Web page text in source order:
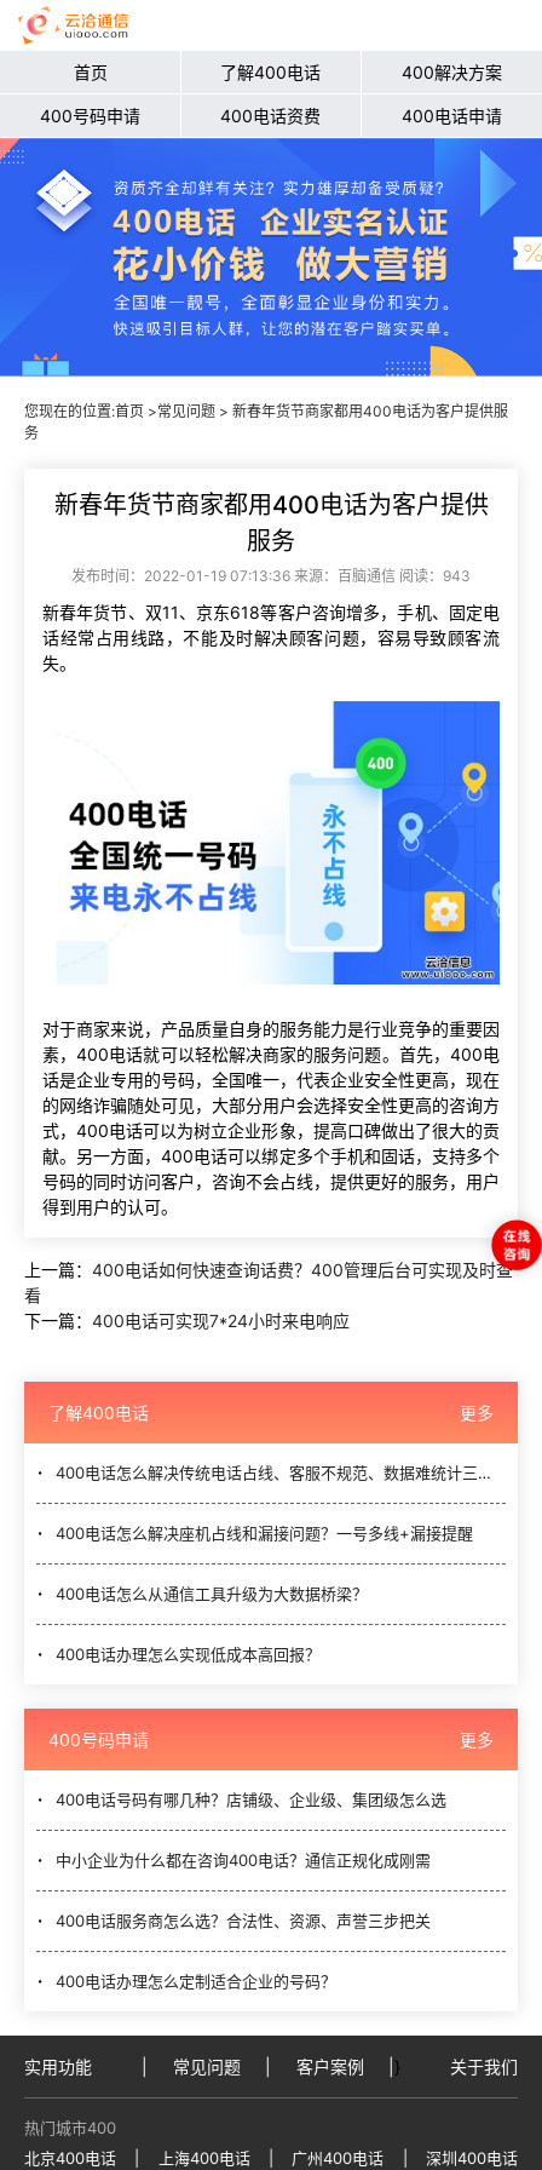
首页 了解400电话 400解决方案
400号码申请 400电话资费 400电话申请
您现在的位置:首页 >常见问题 > 新春年货节商家都用400电话为客户提供服
务
新春年货节商家都用400电话为客户提供
服务
发布时间：2022-01-19 07:13:36 来源：百脑通信 阅读：943
新春年货节、双11、京东618等客户咨询增多，手机、固定电
话经常占用线路，不能及时解决顾客问题，容易导致顾客流
失。
对于商家来说，产品质量自身的服务能力是行业竞争的重要因
素，400电话就可以轻松解决商家的服务问题。首先，400电
话是企业专用的号码，全国唯一，代表企业安全性更高，现在
的网络诈骗随处可见，大部分用户会选择安全性更高的咨询方
式，400电话可以为树立企业形象，提高口碑做出了很大的贡
献。另一方面，400电话可以绑定多个手机和固话，支持多个
号码的同时访问客户，咨询不会占线，提供更好的服务，用户
得到用户的认可。
上一篇： 400电话如何快速查询话费？400管理后台可实现及时查
看
下一篇： 400电话可实现7*24小时来电响应
了解400电话 更多
400电话怎么解决传统电话占线、客服不规范、数据难统计三大难题？
400电话怎么解决座机占线和漏接问题？一号多线+漏接提醒
400电话怎么从通信工具升级为大数据桥梁？
400电话办理怎么实现低成本高回报？
400号码申请 更多
400电话号码有哪几种？店铺级、企业级、集团级怎么选
中小企业为什么都在咨询400电话？通信正规化成刚需
400电话服务商怎么选？合法性、资源、声誉三步把关
400电话办理怎么定制适合企业的号码？
实用功能 常见问题 客户案例 } 关于我们
热门城市400
北京400电话
上海400电话 广州400电话 深圳400电话